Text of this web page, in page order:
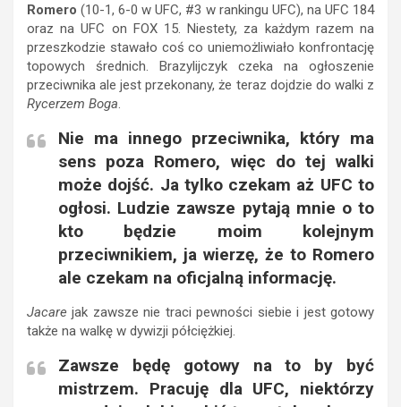
Romero (10-1, 6-0 w UFC, #3 w rankingu UFC), na UFC 184
oraz na UFC on FOX 15. Niestety, za każdym razem na
przeszkodzie stawało coś co uniemożliwiało konfrontację
topowych średnich. Brazylijczyk czeka na ogłoszenie
przeciwnika ale jest przekonany, że teraz dojdzie do walki z
Rycerzem Boga.
Nie ma innego przeciwnika, który ma
sens poza Romero, więc do tej walki
może dojść. Ja tylko czekam aż UFC to
ogłosi. Ludzie zawsze pytają mnie o to
kto będzie moim kolejnym
przeciwnikiem, ja wierzę, że to Romero
ale czekam na oficjalną informację.
Jacare jak zawsze nie traci pewności siebie i jest gotowy
także na walkę w dywizji półciężkiej.
Zawsze będę gotowy na to by być
mistrzem. Pracuję dla UFC, niektórzy